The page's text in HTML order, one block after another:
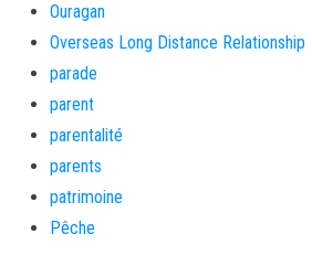
Ouragan
Overseas Long Distance Relationship
parade
parent
parentalité
parents
patrimoine
Pêche